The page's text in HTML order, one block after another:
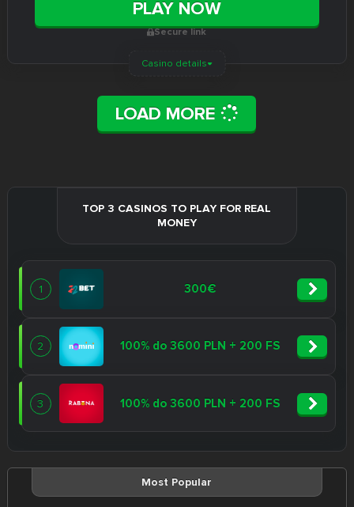
PLAY NOW
Secure link
Casino details
LOAD MORE
TOP 3 CASINOS TO PLAY FOR REAL
MONEY
1 300€
2 100% do 3600 PLN + 200 FS
3 100% do 3600 PLN + 200 FS
Most Popular